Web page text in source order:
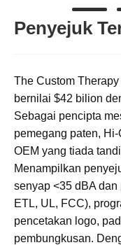
Penyejuk
The Custom
bernilai $42 bilion
Sebagai pencipta
pemegang paten,
OEM yang tiada
Menampilkan
senyap <35 dBA
ETL, UL, FCC),
pencetakan logo,
pembungkusan.